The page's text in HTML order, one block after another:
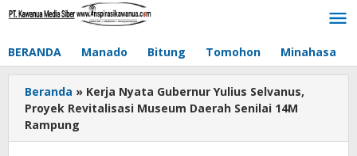
Lewati
BERANDA Manado Bitung Tomohon Minahasa
Beranda » Kerja Nyata Gubernur Yulius Selvanus,
Proyek Revitalisasi Museum Daerah Senilai 14M
Rampung